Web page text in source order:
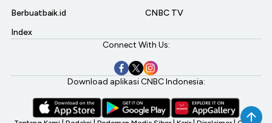
Berbuatbaik.id
Index
CNBC TV
Connect With Us:
Download aplikasi CNBC Indonesia: